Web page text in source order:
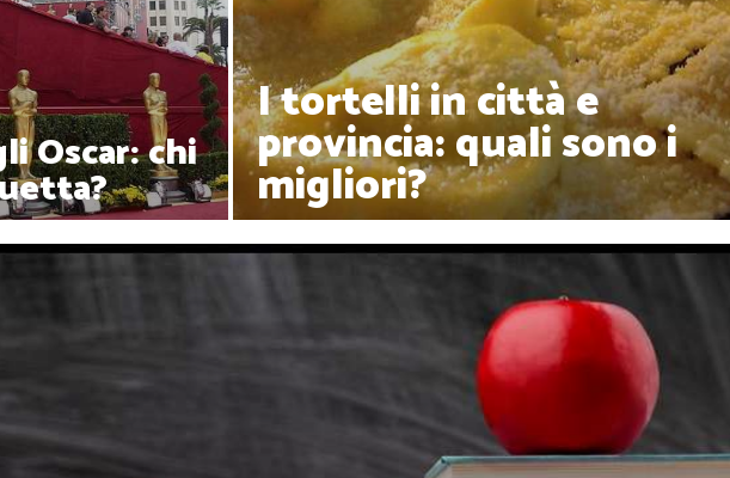
Oscar: chi
I tortelli in città e
provincia: quali sono i
migliori?